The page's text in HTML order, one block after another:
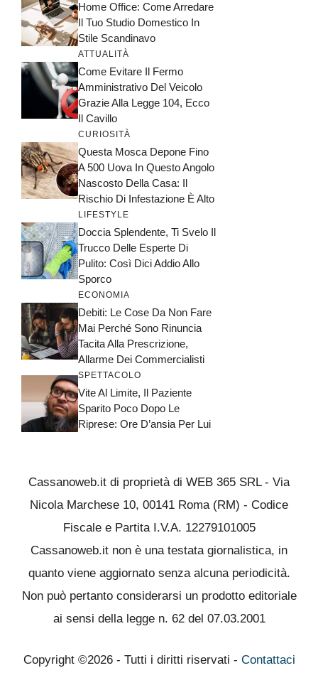
Home Office: Come Arredare
Il Tuo Studio Domestico In
Stile Scandinavo
ATTUALITÀ
Come Evitare Il Fermo
Amministrativo Del Veicolo
Grazie Alla Legge 104, Ecco
Il Cavillo
CURIOSITÀ
Questa Mosca Depone Fino
A 500 Uova In Questo Angolo
Nascosto Della Casa: Il
Rischio Di Infestazione È Alto
LIFESTYLE
Doccia Splendente, Ti Svelo Il
Trucco Delle Esperte Di
Pulito: Così Dici Addio Allo
Sporco
ECONOMIA
Debiti: Le Cose Da Non Fare
Mai Perché Sono Rinuncia
Tacita Alla Prescrizione,
Allarme Dei Commercialisti
SPETTACOLO
Vite Al Limite, Il Paziente
Sparito Poco Dopo Le
Riprese: Ore D’ansia Per Lui
Cassanoweb.it di proprietà di WEB 365 SRL - Via
Nicola Marchese 10, 00141 Roma (RM) - Codice
Fiscale e Partita I.V.A. 12279101005
Cassanoweb.it non è una testata giornalistica, in
quanto viene aggiornato senza alcuna periodicità.
Non può pertanto considerarsi un prodotto editoriale
ai sensi della legge n. 62 del 07.03.2001
Copyright ©2026 - Tutti i diritti riservati - Contattaci